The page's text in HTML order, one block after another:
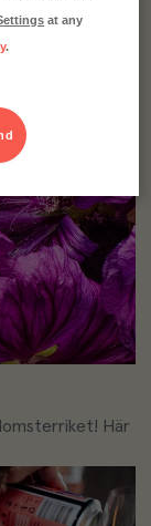
Här
at any
.